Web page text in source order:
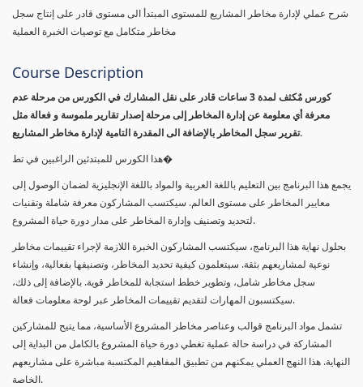
شرح عملي لإدارة مخاطر المشاريع للمستوى المبتدأ الى مستوى قادر على إنتاج سجل
مخاطر متكامل مع توصيات الخبرة العملية
Course Description
كورس مٌكثف لمدة 3 ساعات قادر على نقل المشارك في الكورس من مرحلة عدم
معرفة أي معلومة عن إدارة المخاطر إلى مرحلة إصدار تقارير ملموسة و فعالة مثل
تقرير سجل المخاطر بالإضافة الى المقدرة التامية لإدارة مخاطر المشاريع.
هذا الكورس للمبتدئين الراغبين في تط�
يجمع هذا البرنامج بين التعليم باللغة العربية والمواد باللغة الإنجليزية لضمان الوصول إلى
معايير المخاطر على مستوى العالم. سيكتسب المشاركون معرفة شاملة وتقنيات
لتحديد وتصنيف وإدارة المخاطر على مدار دورة حياة المشروع.
بحلول نهاية هذا البرنامج، سيكتسب المشاركون الخبرة اللازمة لإجراء تقييمات مخاطر
نوعية لمشاريعهم بثقة. سيتعلمون كيفية تحديد المخاطر، وتصنيفها بفعالية، وإنشاء
سجل مخاطر شامل، وتطوير خطط استجابة للمخاطر قوية. بالإضافة إلى ذلك،
سيكتسبون المهارات لتقديم تقييمات المخاطر عبر لوحة معلومات فعالة.
تشمل مواد البرنامج قوالب وعناصر مخاطر المشروع الأساسية، مما يتيح للمشاركين
المشاركة في دراسة حالة عملية تغطي دورة حياة المشروع بالكامل من البداية إلى
النهاية. هذا النهج العملي يمكنهم من تطبيق المفاهيم المكتسبة مباشرة على مشاريعهم
الخاصة.